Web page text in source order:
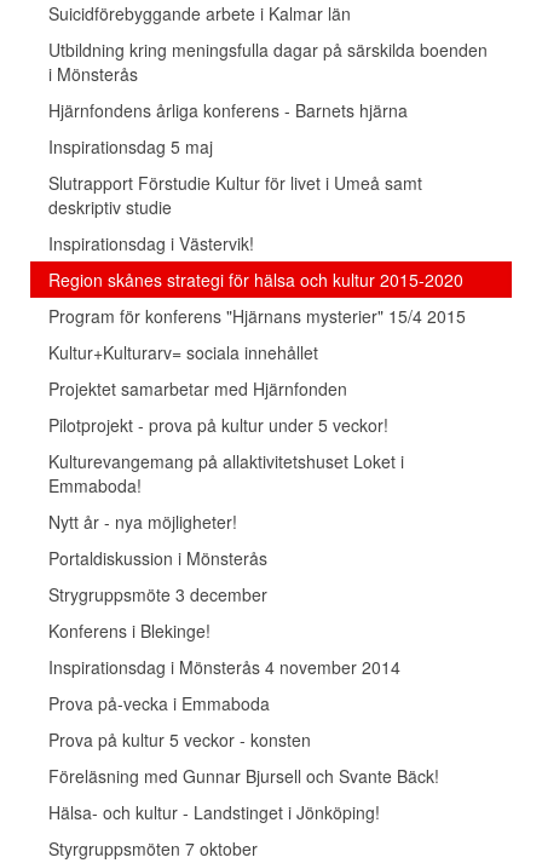
Suicidförebyggande arbete i Kalmar län
Utbildning kring meningsfulla dagar på särskilda boenden
i Mönsterås
Hjärnfondens årliga konferens - Barnets hjärna
Inspirationsdag 5 maj
Slutrapport Förstudie Kultur för livet i Umeå samt
deskriptiv studie
Inspirationsdag i Västervik!
Region skånes strategi för hälsa och kultur 2015-2020
Program för konferens "Hjärnans mysterier" 15/4 2015
Kultur+Kulturarv= sociala innehållet
Projektet samarbetar med Hjärnfonden
Pilotprojekt - prova på kultur under 5 veckor!
Kulturevangemang på allaktivitetshuset Loket i
Emmaboda!
Nytt år - nya möjligheter!
Portaldiskussion i Mönsterås
Strygruppsmöte 3 december
Konferens i Blekinge!
Inspirationsdag i Mönsterås 4 november 2014
Prova på-vecka i Emmaboda
Prova på kultur 5 veckor - konsten
Föreläsning med Gunnar Bjursell och Svante Bäck!
Hälsa- och kultur - Landstinget i Jönköping!
Styrgruppsmöten 7 oktober